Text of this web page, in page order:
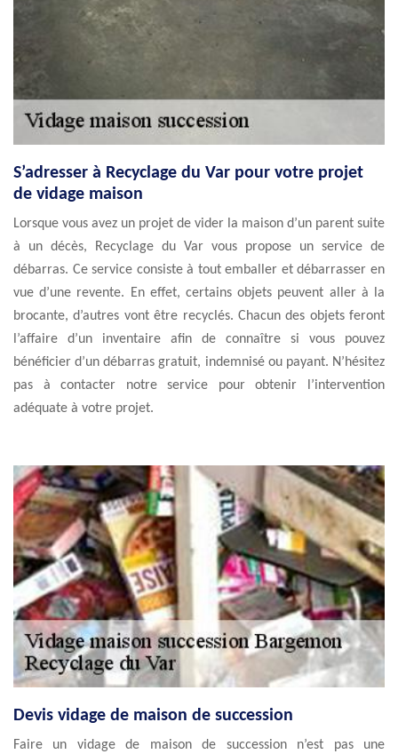
S’adresser à Recyclage du Var pour votre projet
de vidage maison
Lorsque vous avez un projet de vider la maison d’un parent suite
à un décès, Recyclage du Var vous propose un service de
débarras. Ce service consiste à tout emballer et débarrasser en
vue d’une revente. En effet, certains objets peuvent aller à la
brocante, d’autres vont être recyclés. Chacun des objets feront
l’affaire d’un inventaire afin de connaître si vous pouvez
bénéficier d’un débarras gratuit, indemnisé ou payant. N’hésitez
pas à contacter notre service pour obtenir l’intervention
adéquate à votre projet.
Devis vidage de maison de succession
Faire un vidage de maison de succession n’est pas une